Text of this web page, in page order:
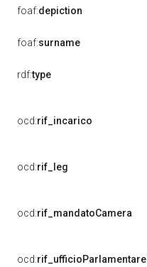
foaf:depiction
foaf:surname
rdf:type
ocd:rif_incarico
ocd:rif_leg
ocd:rif_mandatoCamera
ocd:rif_ufficioParlamentare